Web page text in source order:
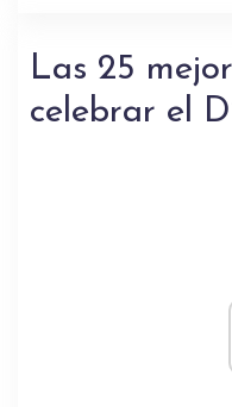
Las 25
celebrar el